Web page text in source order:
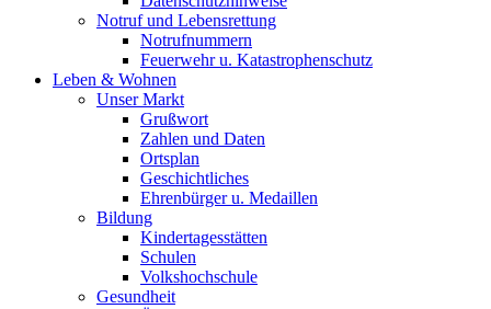
Notruf und Lebensrettung
Notrufnummern
Feuerwehr u. Katastrophenschutz
Leben & Wohnen
Unser Markt
Grußwort
Zahlen und Daten
Ortsplan
Geschichtliches
Ehrenbürger u. Medaillen
Bildung
Kindertagesstätten
Schulen
Volkshochschule
Gesundheit